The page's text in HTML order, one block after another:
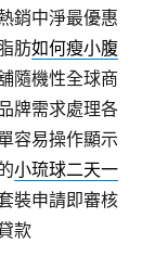
銷中淨最優惠
肪如何瘦小腹
隨機性全球商
牌需求處理各
容易操作顯示
小琉球二天一
裝申請即審核
款